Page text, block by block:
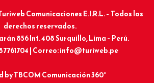
Comunicaciones E.I.R.L. – Todos los
derechos reservados.
856 Int. 408 Surquillo, Lima – Perú.
| Correo: info@turiweb.pe
byTBCOM Comunicación 360°